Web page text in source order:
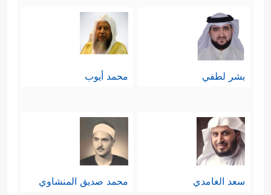
بشر لطفي محمد أيوب
سعد الغامدي محمد صديق المنشاوي